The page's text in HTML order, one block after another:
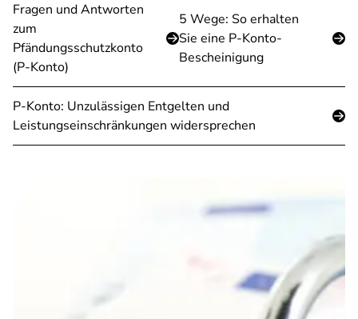
Fragen und Antworten
zum
Pfändungsschutzkonto
(P-Konto)
5 Wege: So erhalten
Sie eine P-Konto-
Bescheinigung
P-Konto: Unzulässigen Entgelten und
Leistungseinschränkungen widersprechen